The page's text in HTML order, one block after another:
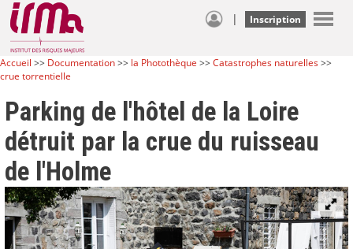
| Inscription
Accueil >> Documentation>> la Photothèque >>Catastrophes naturelles>>
crue torrentielle
Parking de l'hôtel de la Loire
détruit par la crue du ruisseau
de l'Holme